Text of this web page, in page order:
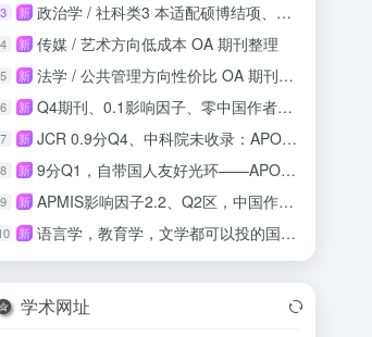
3 新 政治学 / 社科类3 本适配硕博结项、课程论文
4 新 传媒 / 艺术方向低成本 OA 期刊整理
5 新 法学 / 公共管理方向性价比 OA 期刊整理
6 新 Q4期刊、0.1影响因子、零中国作者：这本SSCI收录吗？
7 新 JCR 0.9分Q4、中科院未收录：APOS正畸期刊投稿风险与机会实测
8 新 9分Q1，自带国人友好光环——APOPTOSIS影响因子再攀新高
9 新 APMIS影响因子2.2、Q2区，中国作者占比21.9%，这本刊值得投吗？
新 语言学，教育学，文学都可以投的国际期刊
学术网址